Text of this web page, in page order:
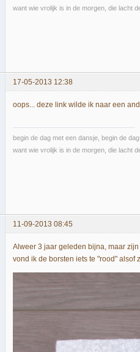
want wie vrolijk is in de morgen, die lacht
17-05-2013 12:38
oops... deze link wilde ik naar een
begin de dag met een dansje, begin de
want wie vrolijk is in de morgen, die lacht
11-09-2013 08:45
Alweer 3 jaar geleden bijna, maar
vond ik de borsten iets te "rood"